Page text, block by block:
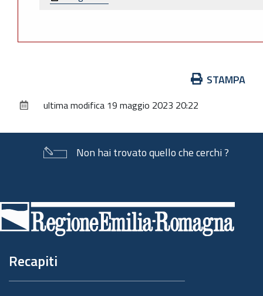
documento
STAMPA
ultima modifica 19 maggio 2023 20:22
Non hai trovato quello che cerchi ?
di
pagina
Recapiti